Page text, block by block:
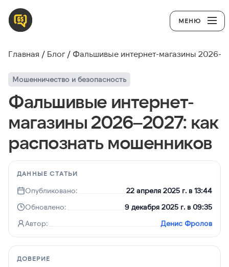
МЕНЮ
Главная Блог Фальшивые интернет-магазины
Мошенничество и безопасность
Фальшивые интернет-
магазины 2026–2027: как
распознать мошенников
ДАННЫЕ СТАТЬИ
Опубликовано:
22 апреля 2025 г. в 13:44
Обновлено:
9 декабря 2025 г. в 09:35
Автор:
Денис Фролов
ДОВЕРИЕ